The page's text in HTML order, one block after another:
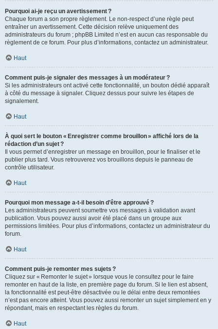
Pourquoi ai-je reçu un avertissement ?
Chaque forum a son propre règlement. Le non-respect d’une règle peut
entraîner un avertissement. Cette décision relève uniquement des
administrateurs du forum ; phpBB Limited n’est en aucun cas responsable du
règlement de ce forum. Pour plus d’informations, contactez un administrateur.
Haut
Comment puis-je signaler des messages à un modérateur ?
Si les administrateurs ont activé cette fonctionnalité, un bouton dédié apparaît
à côté du message à signaler. Cliquez dessus pour suivre les étapes de
signalement.
Haut
À quoi sert le bouton « Enregistrer comme brouillon » affiché lors de la
rédaction d’un sujet ?
Il vous permet d’enregistrer un message en brouillon, pour le finaliser et le
publier plus tard. Vous retrouverez vos brouillons depuis le panneau de
contrôle utilisateur.
Haut
Pourquoi mon message a-t-il besoin d’être approuvé ?
Les administrateurs peuvent soumettre vos messages à validation avant
publication. Vous pouvez aussi avoir été placé dans un groupe aux
permissions limitées. Pour plus d’informations, contactez un administrateur du
forum.
Haut
Comment puis-je remonter mes sujets ?
Cliquez sur « Remonter le sujet » lorsque vous le consultez pour le faire
remonter en haut de la liste, en première page du forum. Si le lien est absent,
la fonctionnalité est peut-être désactivée ou le délai entre deux remontées
n’est pas encore atteint. Vous pouvez aussi remonter un sujet simplement en y
répondant, mais en respectant les règles du forum.
Haut